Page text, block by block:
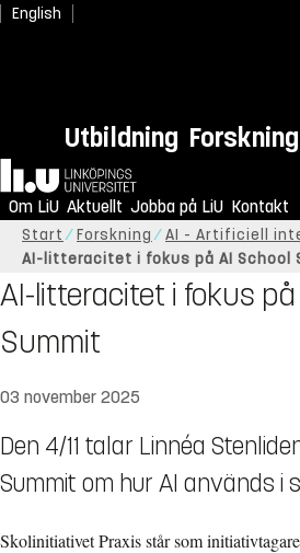
English
Utbildning Forskning
Hem
Om LiU Aktuellt Jobba på LiU Kontakt
Start Forskning AI - Artificiell
AI-litteracitet i fokus på AI School
AI-litteracitet i fokus på
Summit
03 november 2025
Den 4/11 talar Linnéa
Summit om hur AI används i
Skolinitiativet Praxisstår som